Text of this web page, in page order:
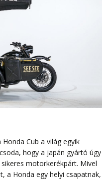
Cub a világ egyik
hogy a japán gyártó úgy
motorkerékpárt. Mivel
a Honda egy helyi csapatnak,